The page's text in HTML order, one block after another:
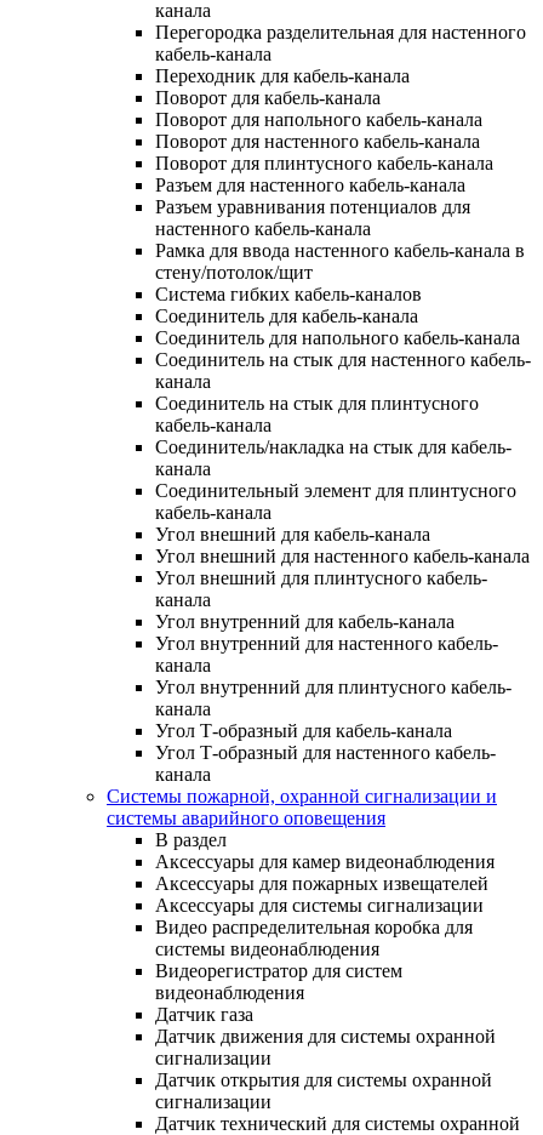
канала
Перегородка разделительная для настенного
кабель-канала
Переходник для кабель-канала
Поворот для кабель-канала
Поворот для напольного кабель-канала
Поворот для настенного кабель-канала
Поворот для плинтусного кабель-канала
Разъем для настенного кабель-канала
Разъем уравнивания потенциалов для
настенного кабель-канала
Рамка для ввода настенного кабель-канала в
стену/потолок/щит
Система гибких кабель-каналов
Соединитель для кабель-канала
Соединитель для напольного кабель-канала
Соединитель на стык для настенного кабель-
канала
Соединитель на стык для плинтусного
кабель-канала
Соединитель/накладка на стык для кабель-
канала
Соединительный элемент для плинтусного
кабель-канала
Угол внешний для кабель-канала
Угол внешний для настенного кабель-канала
Угол внешний для плинтусного кабель-
канала
Угол внутренний для кабель-канала
Угол внутренний для настенного кабель-
канала
Угол внутренний для плинтусного кабель-
канала
Угол Т-образный для кабель-канала
Угол Т-образный для настенного кабель-
канала
Системы пожарной, охранной сигнализации и
системы аварийного оповещения
В раздел
Аксессуары для камер видеонаблюдения
Аксессуары для пожарных извещателей
Аксессуары для системы сигнализации
Видео распределительная коробка для
системы видеонаблюдения
Видеорегистратор для систем
видеонаблюдения
Датчик газа
Датчик движения для системы охранной
сигнализации
Датчик открытия для системы охранной
сигнализации
Датчик технический для системы охранной